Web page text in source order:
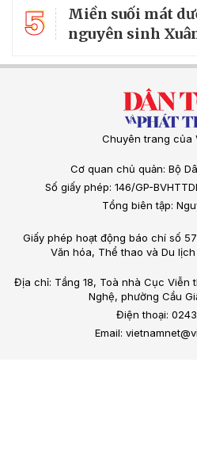
5
Miền suối mát
nguyên sinh
Chuyên trang của
Cơ quan chủ quản: Bộ
Số giấy phép: 146/GP-
Tổng biên tập:
Giấy phép hoạt động báo chí số
Văn hóa, Thể thao và Du
Địa chỉ: Tầng 18, Toà nhà Cục Viễn
Nghệ, phường Cầu
Điện thoại:
Email: